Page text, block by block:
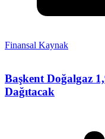
Finansal Kaynak
Başkent Doğalgaz
Dağıtacak